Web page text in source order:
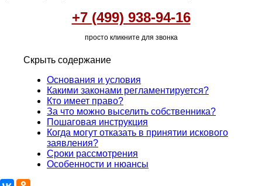
+7 (499) 938-94-16
просто кликните для звонка
Скрыть содержание
Основания и условия
Какими законами регламентируется?
Кто имеет право?
За что можно выселить собственника?
Пошаговая инструкция
Когда могут отказать в принятии искового
заявления?
Сроки рассмотрения
Особенности и нюансы